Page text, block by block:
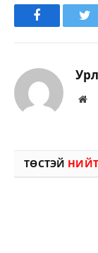
Facebook
ТӨСТЭЙ